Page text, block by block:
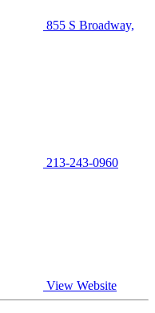
855 S Broadway,
213-243-0960
View Website